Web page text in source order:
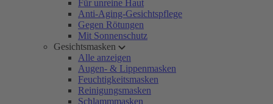
Für unreine Haut
Anti-Aging-Gesichtspflege
Gegen Rötungen
Mit Sonnenschutz
Gesichtsmasken
Alle anzeigen
Augen- & Lippenmasken
Feuchtigkeitsmasken
Reinigungsmasken
Schlammmasken